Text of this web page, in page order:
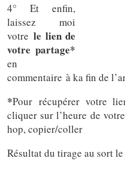
4° Et enfin,
laissez moi
votre le lien de
votre partage*
en
commentaire à ka fin de
*Pour récupérer votre
cliquer sur l’heure de
hop, copier/coller
Résultat du tirage au sort